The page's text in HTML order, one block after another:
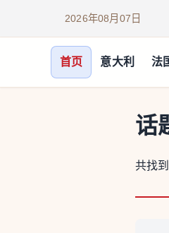
2026年08月07日
首页 意大利 法
话
共找到